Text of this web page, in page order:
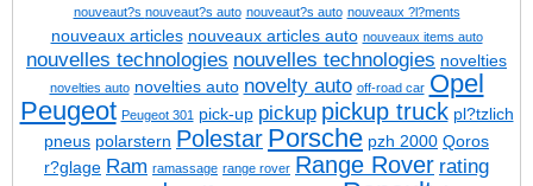
nouveaut?s nouveaut?s auto nouveaut?s auto nouveaux ?l?ments
nouveaux articles nouveaux articles auto nouveaux items auto
nouvelles technologies nouvelles technologies novelties
novelties auto novelties auto novelty auto off-road car Opel
Peugeot Peugeot 301 pick-up pickup pickup truck pl?tzlich
pneus polarstern Polestar Porsche pzh 2000 Qoros
r?glage Ram ramassage range rover Range Rover rating